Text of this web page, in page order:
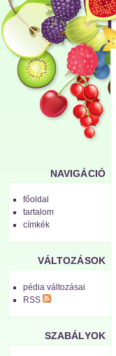
NAVIGÁCIÓ
főoldal
tartalom
címkék
VÁLTOZÁSOK
pédia változásai
RSS
SZABÁLYOK